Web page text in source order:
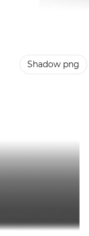
Shadow png